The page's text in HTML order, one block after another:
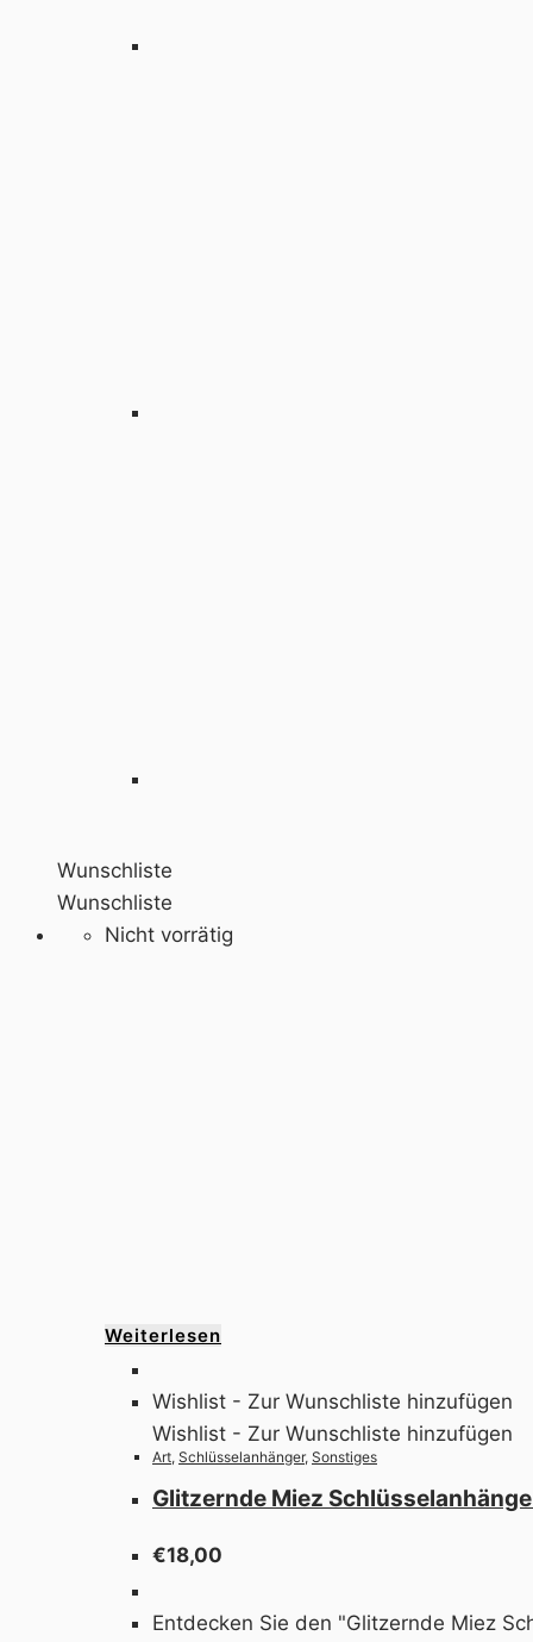
Wunschliste
Wunschliste
Nicht vorrätig
Weiterlesen
Wishlist - Zur Wunschliste hinzufügen
Wishlist - Zur Wunschliste hinzufügen
Art, Schlüsselanhänger, Sonstiges
Glitzernde Miez
€18,00
Entdecken Sie den "Glitzernde Miez